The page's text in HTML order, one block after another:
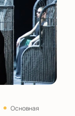
Основная